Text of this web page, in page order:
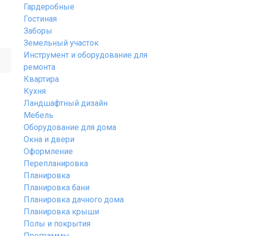
Гардеробные
Гостиная
Заборы
Земельный участок
Инструмент и оборудование для
ремонта
Квартира
Кухня
Ландшафтный дизайн
Мебель
Оборудование для дома
Окна и двери
Оформление
Перепланировка
Планировка
Планировка бани
Планировка дачного дома
Планировка крыши
Полы и покрытия